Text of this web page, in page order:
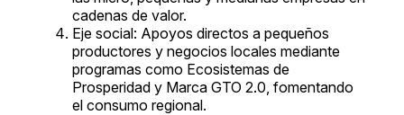
cadenas de valor.
Eje social: Apoyos directos a pequeños
productores y negocios locales mediante
programas como Ecosistemas de
Prosperidad y Marca GTO 2.0, fomentando
el consumo regional.